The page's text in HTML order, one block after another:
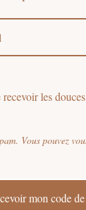
PumarShop
en
de
J'ai choisi
sélection
recevoir les
Vous pouvez
mon code